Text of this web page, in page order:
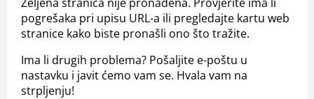
pogrešaka pri upisu URL-a ili pregledajte kartu web
stranice kako biste pronašli ono što tražite.
Ima li drugih problema? Pošaljite e-poštu u
nastavku i javit ćemo vam se. Hvala vam na
strpljenju!